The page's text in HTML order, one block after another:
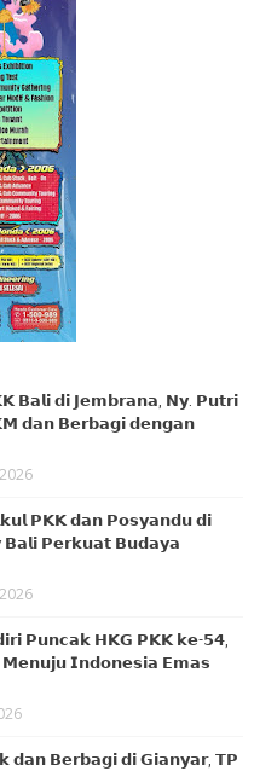
𝗱𝗶 𝗝𝗲𝗺𝗯𝗿𝗮𝗻𝗮, 𝗡𝘆. 𝗣𝘂𝘁𝗿𝗶
𝗱𝗮𝗻 𝗕𝗲𝗿𝗯𝗮𝗴𝗶 𝗱𝗲𝗻𝗴𝗮𝗻
𝗣𝗞𝗞 𝗱𝗮𝗻 𝗣𝗼𝘀𝘆𝗮𝗻𝗱𝘂 𝗱𝗶
𝗣𝗲𝗿𝗸𝘂𝗮𝘁 𝗕𝘂𝗱𝗮𝘆𝗮
𝗣𝘂𝗻𝗰𝗮𝗸 𝗛𝗞𝗚 𝗣𝗞𝗞 𝗸𝗲-𝟱𝟰,
𝗠𝗲𝗻𝘂𝗷𝘂 𝗜𝗻𝗱𝗼𝗻𝗲𝘀𝗶𝗮 𝗘𝗺𝗮𝘀
𝗱𝗮𝗻 𝗕𝗲𝗿𝗯𝗮𝗴𝗶 𝗱𝗶 𝗚𝗶𝗮𝗻𝘆𝗮𝗿, 𝗧𝗣